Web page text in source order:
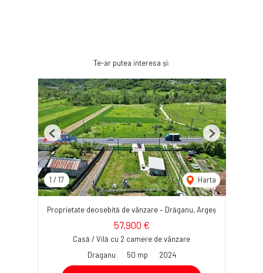
Te-ar putea interesa și:
1 / 17 Harta
Previous Next
Proprietate deosebită de vânzare – Drăganu, Argeș
57,900 €
Casă / Vilă cu 2 camere de vânzare
Draganu
50 mp 2024